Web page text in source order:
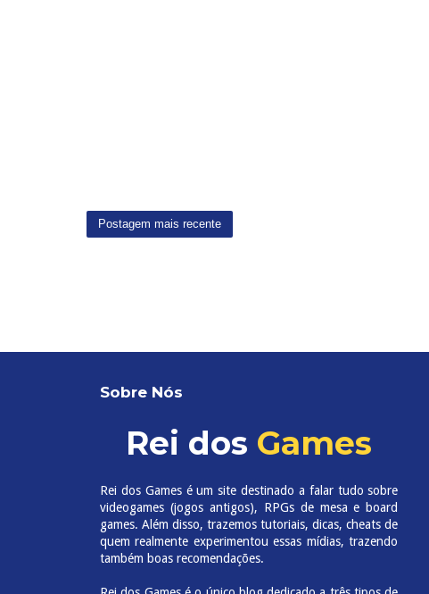
Postagem mais recente
Sobre Nós
Rei dos Games
Rei dos Games é um site destinado a falar tudo sobre
videogames (jogos antigos), RPGs de mesa e board
games. Além disso, trazemos tutoriais, dicas, cheats de
quem realmente experimentou essas mídias, trazendo
também boas recomendações.